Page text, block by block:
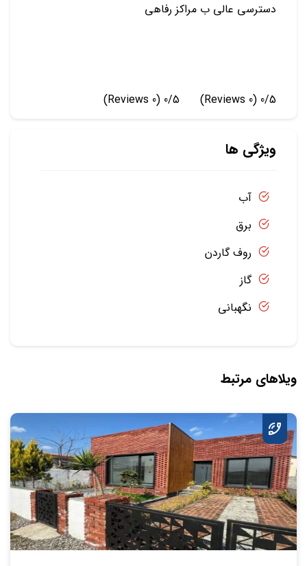
دسترسی عالی ب مراکز رفاهی
0/5
(0 Reviews)
0/5
(0 Reviews)
ویژگی ها
آب
برق
روف گاردن
گاز
نگهبانی
ویلاهای مرتبط